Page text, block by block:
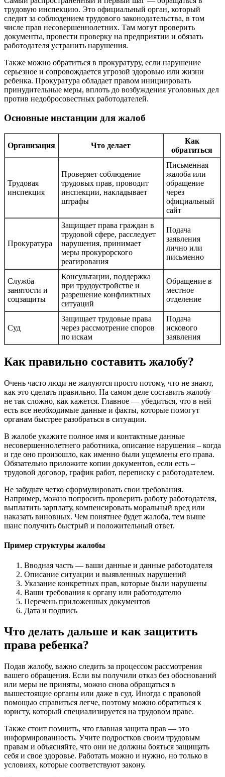
трудовую инспекцию. Это официальный орган, который
следит за соблюдением трудового законодательства, в том
числе прав несовершеннолетних. Там могут проверить
документы, провести проверку на предприятии и обязать
работодателя устранить нарушения.
Также можно обратиться в прокуратуру, если нарушение
серьезное и сопровождается угрозой здоровью или жизни
ребенка. Прокуратура обладает правом инициировать
принудительные меры, вплоть до возбуждения уголовных дел
против недобросовестных работодателей.
Основные инстанции для жалоб
Организация Что делает
Как
обратиться
Трудовая
инспекция
Проверяет соблюдение
трудовых прав, проводит
инспекции, накладывает
штрафы
Письменная
жалоба или
обращение
через
официальный
сайт
Прокуратура
Защищает права граждан в
трудовой сфере, расследует
нарушения, принимает
меры прокурорского
реагирования
Подача
заявления
лично или
письменно
Служба
занятости и
соцзащиты
Консультации, поддержка
при трудоустройстве и
разрешение конфликтных
ситуаций
Обращение в
местное
отделение
Суд
Защищает трудовые права
через рассмотрение споров
по искам
Подача
искового
заявления
Как правильно составить жалобу?
Очень часто люди не жалуются просто потому, что не знают,
как это сделать правильно. На самом деле составить жалобу –
не так сложно, как кажется. Главное — убедиться, что в ней
есть все необходимые данные и факты, которые помогут
органам быстрее разобраться в ситуации.
В жалобе укажите полное имя и контактные данные
несовершеннолетнего работника, описание нарушения – когда
и где оно произошло, как именно были ущемлены его права.
Обязательно приложите копии документов, если есть –
трудовой договор, график работ, переписку с работодателем.
Не забудьте четко сформулировать свои требования.
Например, можно попросить проверить работу работодателя,
выплатить зарплату, компенсировать моральный вред или
наказать виновных. Чем понятнее будет жалоба, тем выше
шанс получить быстрый и положительный ответ.
Пример структуры жалобы
Вводная часть — ваши данные и данные работодателя
Описание ситуации и выявленных нарушений
Указание конкретных прав, которые были нарушены
Ваши требования к органу или работодателю
Перечень приложенных документов
Дата и подпись
Что делать дальше и как защитить
права ребенка?
Подав жалобу, важно следить за процессом рассмотрения
вашего обращения. Если вы получили отказ без обоснований
или меры не приняты, можно снова обращаться в
вышестоящие органы или даже в суд. Иногда с правовой
помощью справиться легче, поэтому можно обратиться к
юристу, который специализируется на трудовом праве.
Также стоит помнить, что главная защита прав — это
информированность. Учите подростков своим трудовым
правам и объясняйте, что они не должны бояться защищать
себя и свое здоровье. Работать можно и нужно, но только в
условиях, которые соответствуют закону.